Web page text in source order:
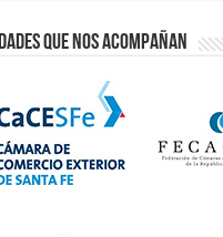
que nos acompañan